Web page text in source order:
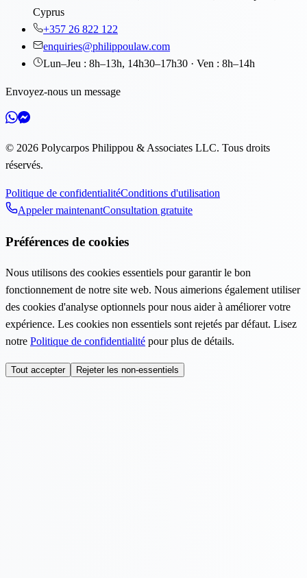
Cyprus
+357 26 822 122
enquiries@philippoulaw.com
Lun–Jeu : 8h–13h, 14h30–17h30 · Ven : 8h–14h
Envoyez-nous un message
© 2026 Polycarpos Philippou & Associates LLC. Tous droits
réservés.
Politique de confidentialitéConditions d'utilisation
Appeler maintenantConsultation gratuite
Préférences de cookies
Nous utilisons des cookies essentiels pour garantir le bon
fonctionnement de notre site web. Nous aimerions également utiliser
des cookies d'analyse optionnels pour nous aider à améliorer votre
expérience. Les cookies non essentiels sont rejetés par défaut. Lisez
notre Politique de confidentialité pour plus de détails.
Tout accepter Rejeter les non-essentiels